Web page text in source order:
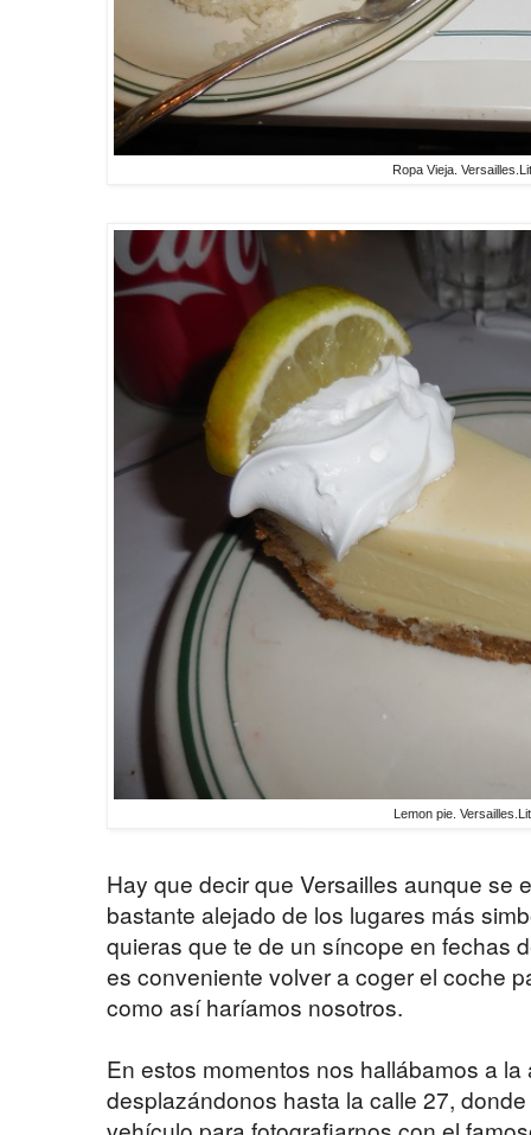
Ropa Vieja.
Lemon pie.
Hay que decir que Versailles aunque se
bastante alejado de los lugares más
quieras que te de un síncope en fechas
es conveniente volver a coger el coche
como así haríamos nosotros.
En estos momentos nos hallábamos a la
desplazándonos hasta la calle 27,